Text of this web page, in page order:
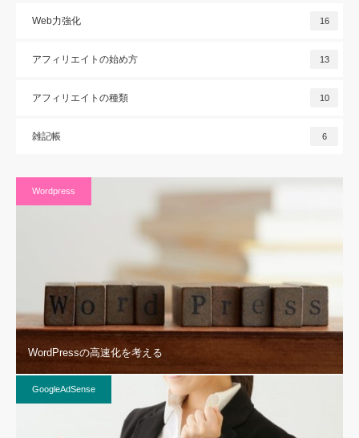
Web力強化 16
アフィリエイトの始め方 13
アフィリエイトの種類 10
雑記帳 6
Wordpress
WordPressの高速化を考える
GoogleAdSense